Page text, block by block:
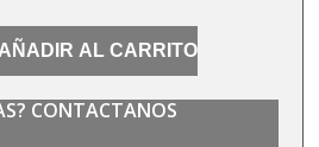
AÑADIR AL CARRITO
CONTACTANOS